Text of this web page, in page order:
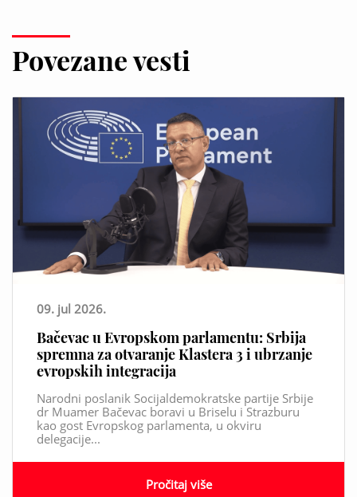
Povezane vesti
09. jul 2026.
Bačevac u Evropskom parlamentu: Srbija
spremna za otvaranje Klastera 3 i ubrzanje
evropskih integracija
Narodni poslanik Socijaldemokratske partije Srbije
dr Muamer Bačevac boravi u Briselu i Strazburu
kao gost Evropskog parlamenta, u okviru
delegacije...
Pročitaj više